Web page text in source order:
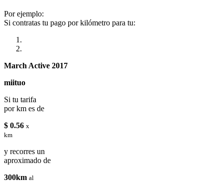
Por ejemplo:
Si contratas tu pago por kilómetro para tu:
March Active 2017
miituo
Si tu tarifa
por km es de
$ 0.56 x
km
y recorres un
aproximado de
300km al